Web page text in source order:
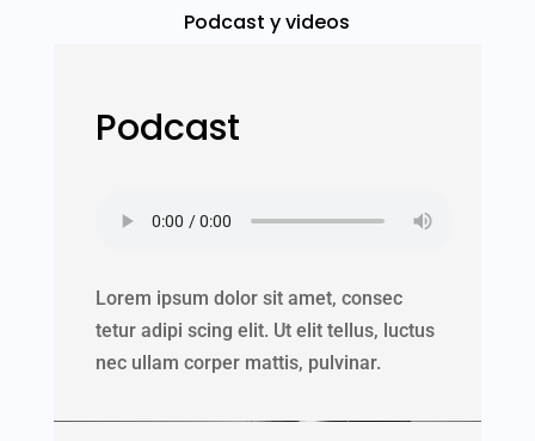
Podcast y videos
Podcast
Lorem ipsum dolor sit amet, consec
tetur adipi scing elit. Ut elit tellus, luctus
nec ullam corper mattis, pulvinar.